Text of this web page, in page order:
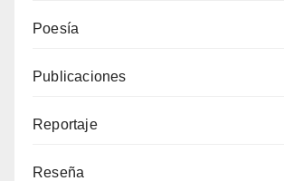
Poesía
Publicaciones
Reportaje
Reseña